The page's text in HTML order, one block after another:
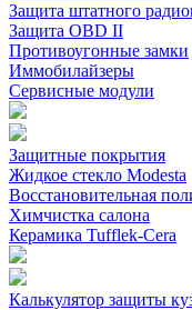
Защита штатного
Защита OBD II
Противоугонные замки
Иммобилайзеры
Сервисные модули
Защитные покрытия
Жидкое стекло Modesta
Восстановительная
Химчистка салона
Керамика Tufflek-Cera
Калькулятор защиты